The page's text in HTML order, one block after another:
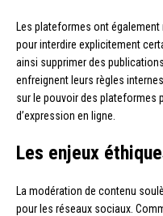
Les plateformes ont également
pour interdire explicitement
ainsi supprimer des
enfreignent leurs règles
sur le pouvoir des plateformes
d’expression en ligne.
Les enjeux
La modération de contenu
pour les réseaux sociaux.